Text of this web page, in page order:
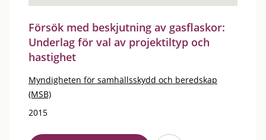
Försök med beskjutning av gasflaskor:
Underlag för val av projektiltyp och
hastighet
Myndigheten för samhällsskydd och beredskap
(MSB)
2015